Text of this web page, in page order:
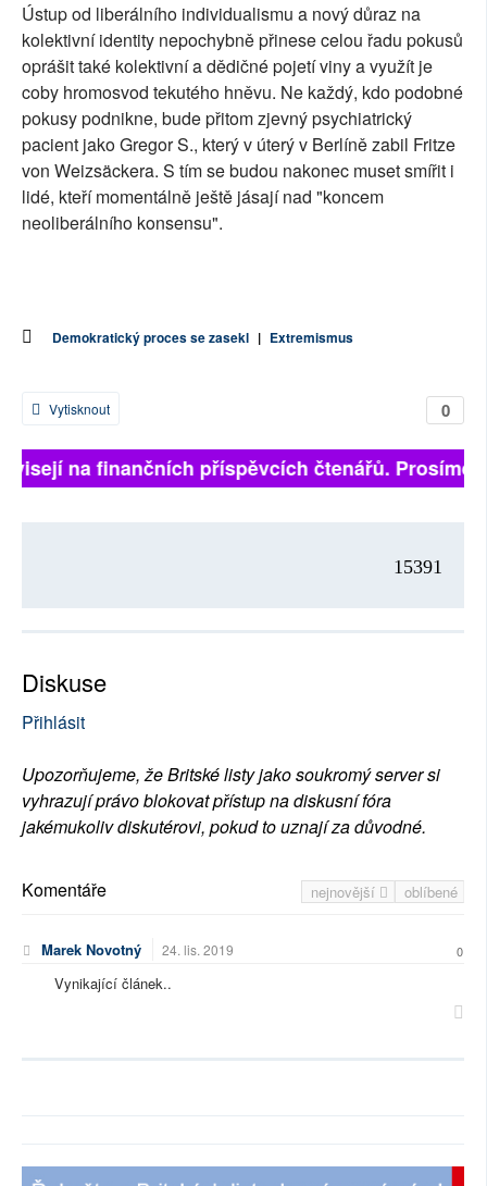
Ústup od liberálního individualismu a nový důraz na
kolektivní identity nepochybně přinese celou řadu pokusů
oprášit také kolektivní a dědičné pojetí viny a využít je
coby hromosvod tekutého hněvu. Ne každý, kdo podobné
pokusy podnikne, bude přitom zjevný psychiatrický
pacient jako Gregor S., který v úterý v Berlíně zabil Fritze
von Weizsäckera. S tím se budou nakonec muset smířit i
lidé, kteří momentálně ještě jásají nad "koncem
neoliberálního konsensu".
Demokratický proces se zasekl | Extremismus
0
Vytisknout
na finančních příspěvcích čtenářů. Prosíme,
15391
Diskuse
Přihlásit
Upozorňujeme, že Britské listy jako soukromý server si
vyhrazují právo blokovat přístup na diskusní fóra
jakémukoliv diskutérovi, pokud to uznají za důvodné.
nejnovější oblíbené
Komentáře
Marek Novotný 24. lis. 2019 0
Vynikající článek..